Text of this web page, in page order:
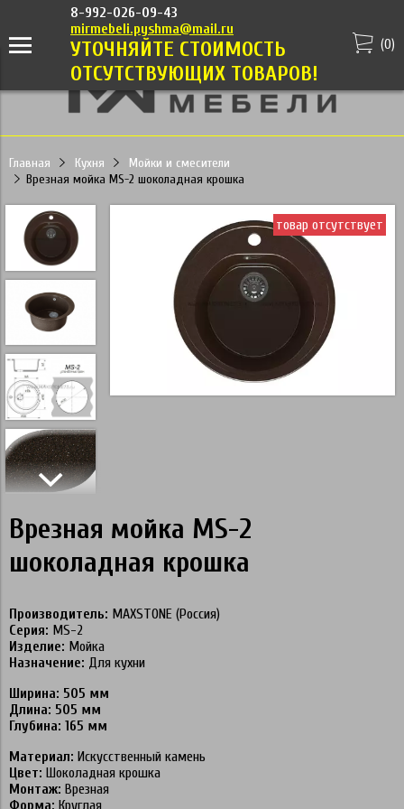
8-992-026-09-43
mirmebeli.pyshma@mail.ru
УТОЧНЯЙТЕ СТОИМОСТЬ
ОТСУТСТВУЮЩИХ ТОВАРОВ!
(0)
Главная Кухня
Мойки и смесители
Врезная мойка MS-2 шоколадная крошка
товар отсутствует
Врезная мойка MS-2
шоколадная крошка
Производитель: MAXSTONE (Россия)
Серия: MS-2
Изделие: Мойка
Назначение: Для кухни
Ширина: 505 мм
Длина: 505 мм
Глубина: 165 мм
Материал: Искусственный камень
Цвет: Шоколадная крошка
Монтаж: Врезная
Форма: Круглая